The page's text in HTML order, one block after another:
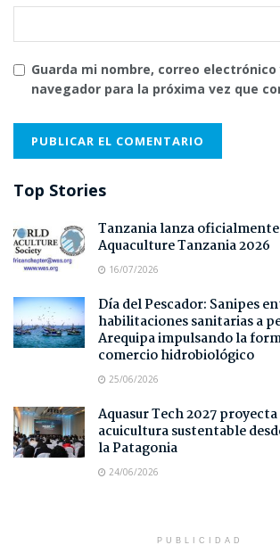
Guarda mi nombre, correo
navegador para la próxima vez que
Top Stories
Tanzania lanza
Aquaculture Tanzania 2026
16/07/2026
Día del Pescador: Sanipes
habilitaciones sanitarias a
Arequipa impulsando la
comercio hidrobiológico
25/06/2026
Aquasur Tech 2027
acuicultura sustentable
la Patagonia
24/06/2026
PUBLICIDAD